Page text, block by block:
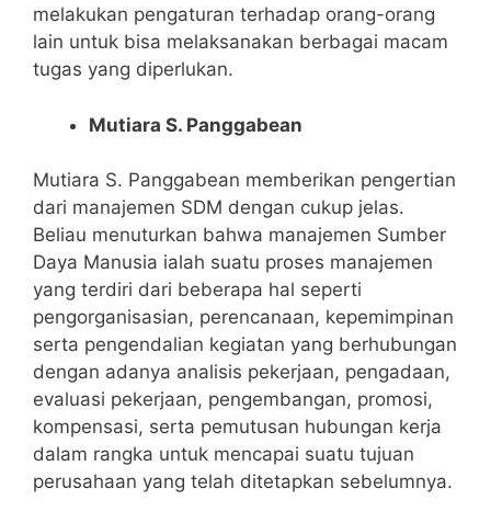
melakukan pengaturan terhadap orang-orang
lain untuk bisa melaksanakan berbagai macam
tugas yang diperlukan.
Mutiara S. Panggabean
Mutiara S. Panggabean memberikan pengertian
dari manajemen SDM dengan cukup jelas.
Beliau menuturkan bahwa manajemen Sumber
Daya Manusia ialah suatu proses manajemen
yang terdiri dari beberapa hal seperti
pengorganisasian, perencanaan, kepemimpinan
serta pengendalian kegiatan yang berhubungan
dengan adanya analisis pekerjaan, pengadaan,
evaluasi pekerjaan, pengembangan, promosi,
kompensasi, serta pemutusan hubungan kerja
dalam rangka untuk mencapai suatu tujuan
perusahaan yang telah ditetapkan sebelumnya.